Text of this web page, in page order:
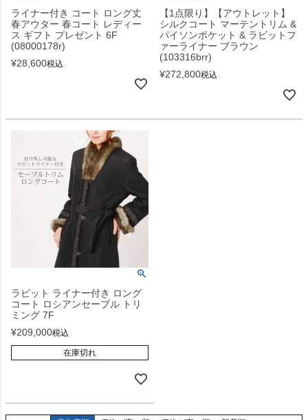
ライナー付き コート ロング丈
春アウター 春コート レディー
ス ギフト プレゼント 6F
(08000178r)
¥28,600税込
【1点限り】【アウトレット】
シルクコート マーテントリム &
パイソンポケット & ラビットフ
ァーライナー ブラウン
(103316brr)
¥272,800税込
ラビット ライナー付き ロング
コート ロシアンセーブル トリ
ミング 7F
¥209,000税込
在庫切れ